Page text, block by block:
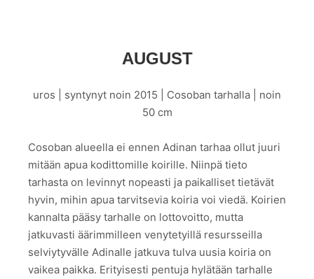
AUGUST
uros | syntynyt noin 2015 | Cosoban tarhalla | noin
50 cm
Cosoban alueella ei ennen Adinan tarhaa ollut juuri
mitään apua kodittomille koirille. Niinpä tieto
tarhasta on levinnyt nopeasti ja paikalliset tietävät
hyvin, mihin apua tarvitsevia koiria voi viedä. Koirien
kannalta pääsy tarhalle on lottovoitto, mutta
jatkuvasti äärimmilleen venytetyillä resursseilla
selviytyvälle Adinalle jatkuva tulva uusia koiria on
vaikea paikka. Erityisesti pentuja hylätään tarhalle